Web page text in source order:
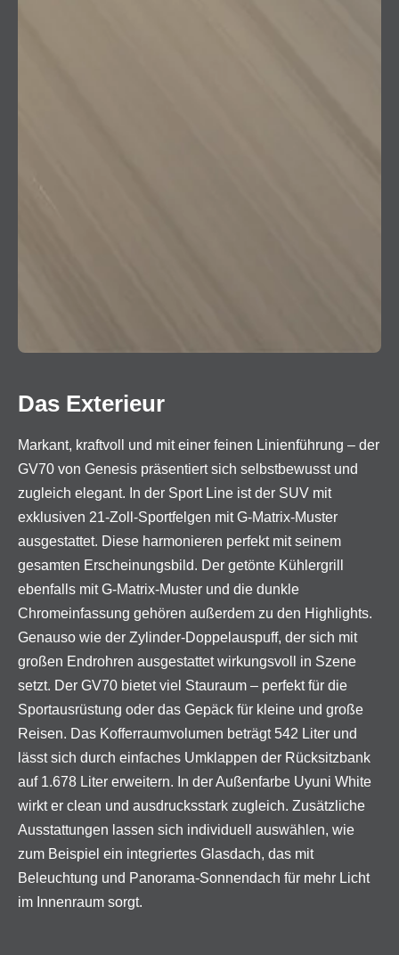
Das Exterieur
Markant, kraftvoll und mit einer feinen Linienführung – der
GV70 von Genesis präsentiert sich selbstbewusst und
zugleich elegant. In der Sport Line ist der SUV mit
exklusiven 21-Zoll-Sportfelgen mit G-Matrix-Muster
ausgestattet. Diese harmonieren perfekt mit seinem
gesamten Erscheinungsbild. Der getönte Kühlergrill
ebenfalls mit G-Matrix-Muster und die dunkle
Chromeinfassung gehören außerdem zu den Highlights.
Genauso wie der Zylinder-Doppelauspuff, der sich mit
großen Endrohren ausgestattet wirkungsvoll in Szene
setzt. Der GV70 bietet viel Stauraum – perfekt für die
Sportausrüstung oder das Gepäck für kleine und große
Reisen. Das Kofferraumvolumen beträgt 542 Liter und
lässt sich durch einfaches Umklappen der Rücksitzbank
auf 1.678 Liter erweitern. In der Außenfarbe Uyuni White
wirkt er clean und ausdrucksstark zugleich. Zusätzliche
Ausstattungen lassen sich individuell auswählen, wie
zum Beispiel ein integriertes Glasdach, das mit
Beleuchtung und Panorama-Sonnendach für mehr Licht
im Innenraum sorgt.